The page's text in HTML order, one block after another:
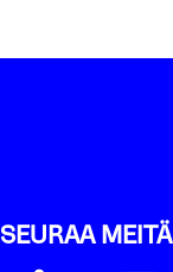
SEURAA MEITÄ